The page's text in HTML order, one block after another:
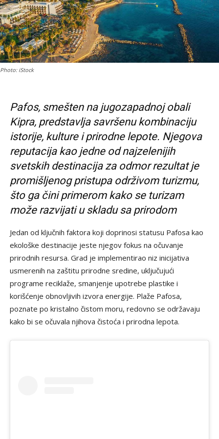
Photo: iStock
Pafos, smešten na jugozapadnoj obali
Kipra, predstavlja savršenu kombinaciju
istorije, kulture i prirodne lepote. Njegova
reputacija kao jedne od najzelenijih
svetskih destinacija za odmor rezultat je
promišljenog pristupa održivom turizmu,
što ga čini primerom kako se turizam
može razvijati u skladu sa prirodom
Jedan od ključnih faktora koji doprinosi statusu Pafosa kao
ekološke destinacije jeste njegov fokus na očuvanje
prirodnih resursa. Grad je implementirao niz inicijativa
usmerenih na zaštitu prirodne sredine, uključujući
programe reciklaže, smanjenje upotrebe plastike i
korišćenje obnovljivih izvora energije. Plaže Pafosa,
poznate po kristalno čistom moru, redovno se održavaju
kako bi se očuvala njihova čistoća i prirodna lepota.